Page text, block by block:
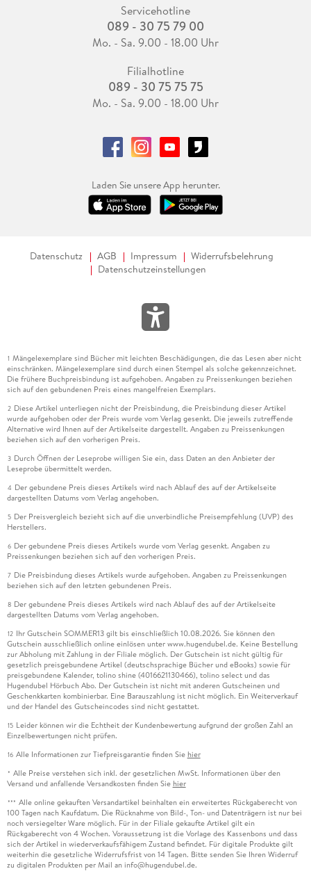
Servicehotline
089 - 30 75 79 00
Mo. - Sa. 9.00 - 18.00 Uhr
Filialhotline
089 - 30 75 75 75
Mo. - Sa. 9.00 - 18.00 Uhr
Laden Sie unsere App herunter.
Datenschutz AGB Impressum
Widerrufsbelehrung
Datenschutzeinstellungen
1 Mängelexemplare sind Bücher mit leichten Beschädigungen, die das Lesen aber nicht
einschränken. Mängelexemplare sind durch einen Stempel als solche gekennzeichnet.
Die frühere Buchpreisbindung ist aufgehoben. Angaben zu Preissenkungen beziehen
sich auf den gebundenen Preis eines mangelfreien Exemplars.
2 Diese Artikel unterliegen nicht der Preisbindung, die Preisbindung dieser Artikel
wurde aufgehoben oder der Preis wurde vom Verlag gesenkt. Die jeweils zutreffende
Alternative wird Ihnen auf der Artikelseite dargestellt. Angaben zu Preissenkungen
beziehen sich auf den vorherigen Preis.
3 Durch Öffnen der Leseprobe willigen Sie ein, dass Daten an den Anbieter der
Leseprobe übermittelt werden.
4 Der gebundene Preis dieses Artikels wird nach Ablauf des auf der Artikelseite
dargestellten Datums vom Verlag angehoben.
5 Der Preisvergleich bezieht sich auf die unverbindliche Preisempfehlung (UVP) des
Herstellers.
6 Der gebundene Preis dieses Artikels wurde vom Verlag gesenkt. Angaben zu
Preissenkungen beziehen sich auf den vorherigen Preis.
7 Die Preisbindung dieses Artikels wurde aufgehoben. Angaben zu Preissenkungen
beziehen sich auf den letzten gebundenen Preis.
8 Der gebundene Preis dieses Artikels wird nach Ablauf des auf der Artikelseite
dargestellten Datums vom Verlag angehoben.
12 Ihr Gutschein SOMMER13 gilt bis einschließlich 10.08.2026. Sie können den
Gutschein ausschließlich online einlösen unter www.hugendubel.de. Keine Bestellung
zur Abholung mit Zahlung in der Filiale möglich. Der Gutschein ist nicht gültig für
gesetzlich preisgebundene Artikel (deutschsprachige Bücher und eBooks) sowie für
preisgebundene Kalender, tolino shine (4016621130466), tolino select und das
Hugendubel Hörbuch Abo. Der Gutschein ist nicht mit anderen Gutscheinen und
Geschenkkarten kombinierbar. Eine Barauszahlung ist nicht möglich. Ein Weiterverkauf
und der Handel des Gutscheincodes sind nicht gestattet.
15 Leider können wir die Echtheit der Kundenbewertung aufgrund der großen Zahl an
Einzelbewertungen nicht prüfen.
16 Alle Informationen zur Tiefpreisgarantie finden Sie hier
* Alle Preise verstehen sich inkl. der gesetzlichen MwSt. Informationen über den
Versand und anfallende Versandkosten finden Sie hier
*** Alle online gekauften Versandartikel beinhalten ein erweitertes Rückgaberecht von
100 Tagen nach Kaufdatum. Die Rücknahme von Bild-, Ton- und Datenträgern ist nur bei
noch versiegelter Ware möglich. Für in der Filiale gekaufte Artikel gilt ein
Rückgaberecht von 4 Wochen. Voraussetzung ist die Vorlage des Kassenbons und dass
sich der Artikel in wiederverkaufsfähigem Zustand befindet. Für digitale Produkte gilt
weiterhin die gesetzliche Widerrufsfrist von 14 Tagen. Bitte senden Sie Ihren Widerruf
zu digitalen Produkten per Mail an info@hugendubel.de.